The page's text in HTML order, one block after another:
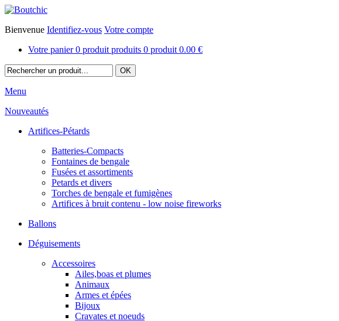
Bienvenue Identifiez-vous Votre compte
Votre panier 0 produit produits 0 produit 0.00 €
Menu
Nouveautés
Artifices-Pétards
Batteries-Compacts
Fontaines de bengale
Fusées et assortiments
Petards et divers
Torches de bengale et fumigènes
Artifices à bruit contenu - low noise fireworks
Ballons
Déguisements
Accessoires
Ailes,boas et plumes
Animaux
Armes et épées
Bijoux
Cravates et noeuds